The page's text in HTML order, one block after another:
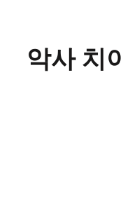
악사 치